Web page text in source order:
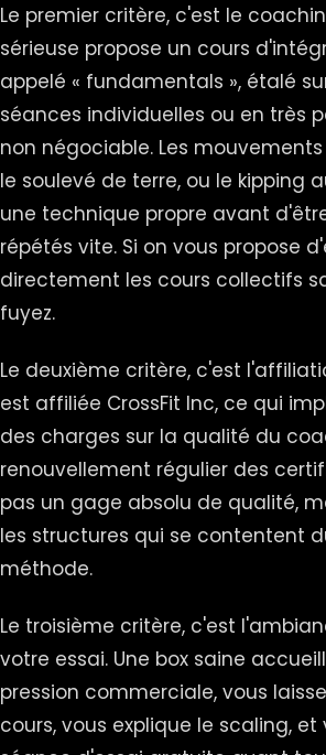
Le premier critère, c'est le
sérieuse propose un cours
appelé « fundamentals », étalé
séances individuelles ou en très
non négociable. Les
le soulevé de terre, ou le kipping
une technique propre avant
répétés vite. Si on vous propose
directement les cours collectifs
fuyez.
Le deuxième critère, c'est
est affiliée CrossFit Inc, ce qui
des charges sur la qualité du
renouvellement régulier des
pas un gage absolu de qualité,
les structures qui se contentent
méthode.
Le troisième critère, c'est
votre essai. Une box saine
pression commerciale, vous
cours, vous explique le scaling, et